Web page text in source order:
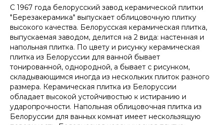
С 1967 года белорусский завод керамической плитки
"Березакерамика" выпускает облицовочную плитку
высокого качества. Белорусская керамическая плитка,
выпускаемая заводом, делится на 2 вида: настенная и
напольная плитка. По цвету и рисунку керамическая
плитка из Белоруссии для ванной бывает
тонированной, однородной, а бывает с рисунком,
складывающимся иногда из нескольких плиток разного
размера. Керамическая плитка из Белоруссии
обладает высокой устойчивостью к истиранию и
ударопрочности. Напольная облицовочная плитка из
Белоруссии для ванных комнат имеет нескользящую